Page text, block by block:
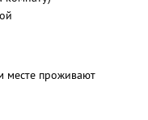
месте проживают